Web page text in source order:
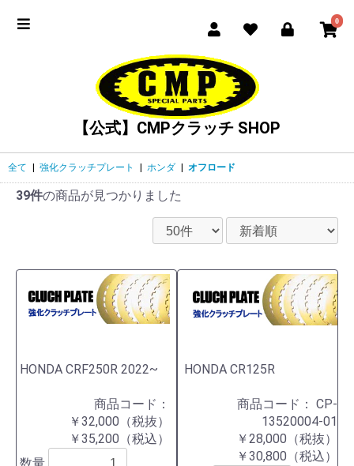
0
【公式】CMPクラッチ SHOP
全て 強化クラッチプレート ホンダ オフロード
39件の商品が見つかりました
HONDA CRF250R 2022~
商品コード：
￥32,000（税抜）
￥35,200（税込）
HONDA CR125R
商品コード： CP-
13520004-01
￥28,000（税抜）
￥30,800（税込）